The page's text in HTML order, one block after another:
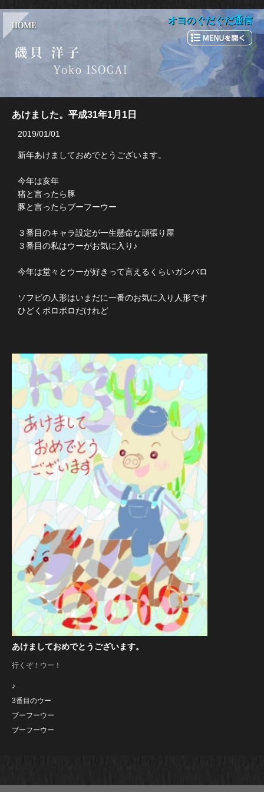
あけました。平成31年1月1日
2019/01/01
新年あけましておめでとうございます。
今年は亥年
猪と言ったら豚
豚と言ったらブーフーウー
３番目のキャラ設定が一生懸命な頑張り屋
３番目の私はウーがお気に入り♪
今年は堂々とウーが好きって言えるくらいガンバロ
ソフビの人形はいまだに一番のお気に入り人形です
ひどくボロボロだけれど
あけましておめでとうございます。
行くぞ！ウー！
♪
3番目のウー
ブーフーウー
ブーフーウー
オヨのぐだぐだ通信